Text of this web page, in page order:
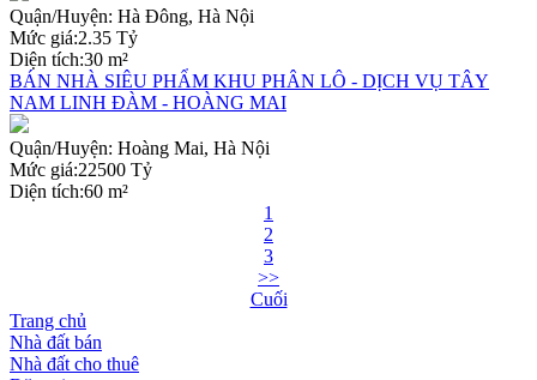
Quận/Huyện: Hà Đông, Hà Nội
Mức giá:2.35 Tỷ
Diện tích:30 m²
BÁN NHÀ SIÊU PHẨM KHU PHÂN LÔ - DỊCH VỤ TÂY
NAM LINH ĐÀM - HOÀNG MAI
Quận/Huyện: Hoàng Mai, Hà Nội
Mức giá:22500 Tỷ
Diện tích:60 m²
1
2
3
>>
Cuối
Trang chủ
Nhà đất bán
Nhà đất cho thuê